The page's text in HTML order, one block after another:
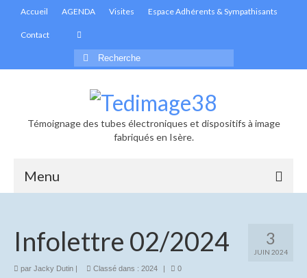
Accueil AGENDA Visites Espace Adhérents & Sympathisants
Contact
Rechercher
:
Témoignage des tubes électroniques et dispositifs à image
fabriqués en Isère.
Menu
Actualités
Informations générales
3
JUIN 2024
Infolettre 02/2024
par Jacky Dutin | Classé dans : 2024 | 0